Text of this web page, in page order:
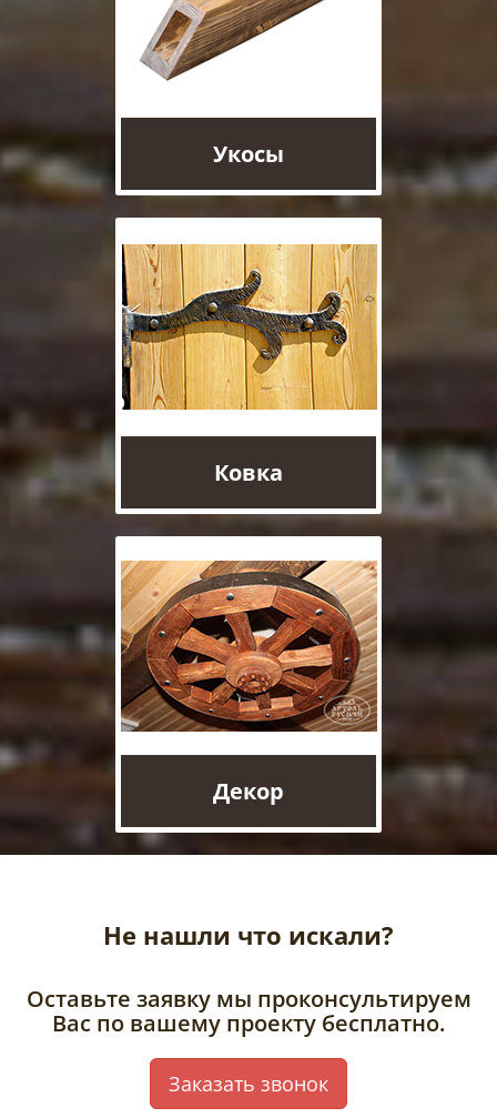
Укосы
Ковка
Декор
Не нашли что искали?
Оставьте заявку мы проконсультируем
Вас по вашему проекту бесплатно.
Заказать звонок